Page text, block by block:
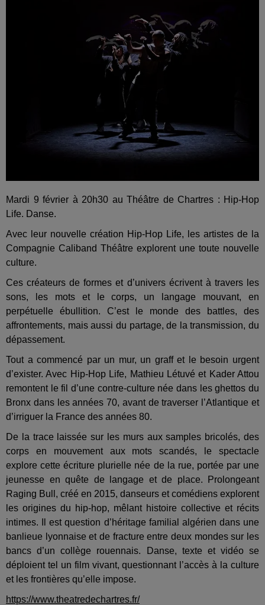
Mardi 9 février à 20h30 au Théâtre de Chartres : Hip-Hop
Life. Danse.
Avec leur nouvelle création Hip-Hop Life, les artistes de la
Compagnie Caliband Théâtre explorent une toute nouvelle
culture.
Ces créateurs de formes et d’univers écrivent à travers les
sons, les mots et le corps, un langage mouvant, en
perpétuelle ébullition. C’est le monde des battles, des
affrontements, mais aussi du partage, de la transmission, du
dépassement.
Tout a commencé par un mur, un graff et le besoin urgent
d’exister. Avec Hip-Hop Life, Mathieu Létuvé et Kader Attou
remontent le fil d’une contre-culture née dans les ghettos du
Bronx dans les années 70, avant de traverser l’Atlantique et
d’irriguer la France des années 80.
De la trace laissée sur les murs aux samples bricolés, des
corps en mouvement aux mots scandés, le spectacle
explore cette écriture plurielle née de la rue, portée par une
jeunesse en quête de langage et de place. Prolongeant
Raging Bull, créé en 2015, danseurs et comédiens explorent
les origines du hip-hop, mêlant histoire collective et récits
intimes. Il est question d’héritage familial algérien dans une
banlieue lyonnaise et de fracture entre deux mondes sur les
bancs d’un collège rouennais. Danse, texte et vidéo se
déploient tel un film vivant, questionnant l’accès à la culture
et les frontières qu’elle impose.
https://www.theatredechartres.fr/